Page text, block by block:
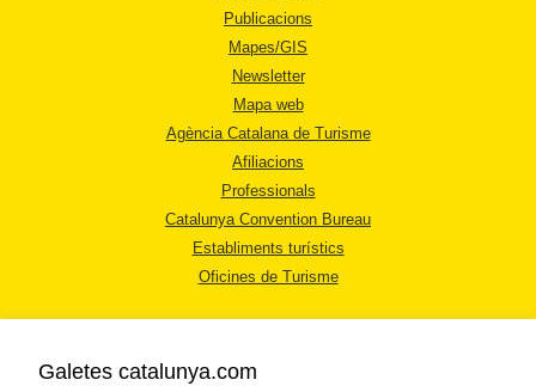
Publicacions
Mapes/GIS
Newsletter
Mapa web
Agència Catalana de Turisme
Afiliacions
Professionals
Catalunya Convention Bureau
Establiments turístics
Oficines de Turisme
Galetes catalunya.com